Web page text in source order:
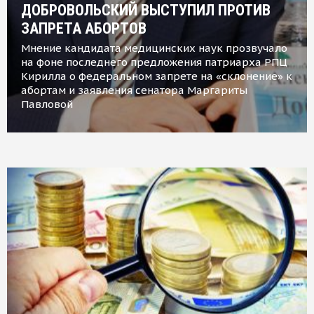
ДОБРОВОЛЬСКИЙ ВЫСТУПИЛ ПРОТИВ
ЗАПРЕТА АБОРТОВ
Мнение кандидата медицинских наук прозвучало
на фоне последнего предложения патриарха РПЦ
Кирилла о федеральном запрете на «склонение» к
абортам и заявления сенатора Маргариты
Павловой